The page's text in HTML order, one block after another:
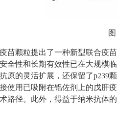
苗颗粒提出了一种新型联合疫
全性和长期有效性已在大规模
原的灵活扩展，还保留了p239
使用已吸附在铝佐剂上的戊肝
路径。此外，得益于纳米抗体